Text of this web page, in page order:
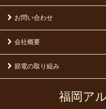
お問い合わせ
会社概要
節電の取り組み
福岡ア